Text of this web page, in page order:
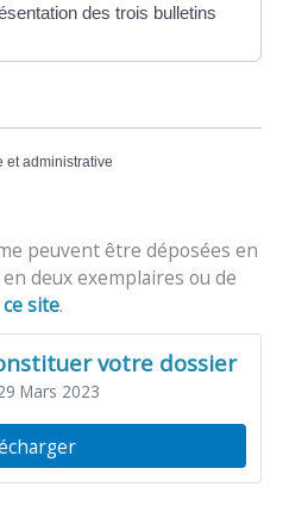
des trois bulletins
et administrative
peuvent être déposées en
deux exemplaires ou de
ce site.
votre dossier
Mars 2023